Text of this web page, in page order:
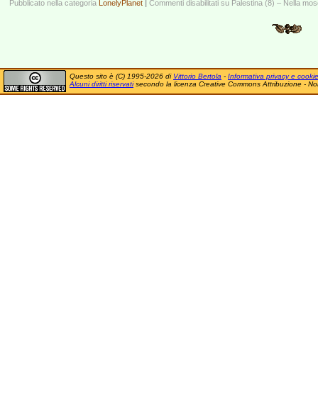
Pubblicato nella categoria LonelyPlanet Commenti disabilitati su Palestina (8) – Nella
Questo sito è (C) 1995-2026 di Vittorio Bertola - Informativa privacy e cookie
Alcuni diritti riservatisecondo la licenza Creative Commons Attribuzione -